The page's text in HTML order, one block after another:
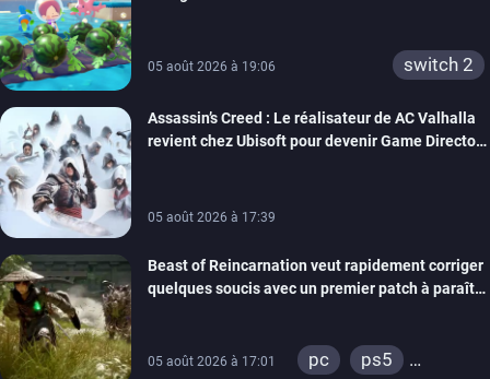
05 août 2026 à 19:06 switch 2
Assassin’s Creed : Le réalisateur de AC Valhalla
revient chez Ubisoft pour devenir Game Director
05 août 2026 à 17:39
Beast of Reincarnation veut rapidement corriger
quelques soucis avec un premier patch à paraître
05 août 2026 à 17:01 pc
ps5